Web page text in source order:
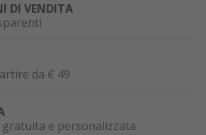
DI VENDITA
da € 49
gratuita e personalizzata